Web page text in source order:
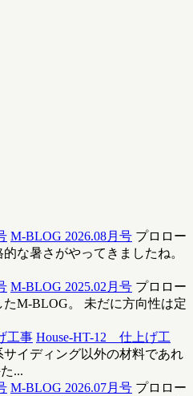
M-BLOG 2026.08月号 プロロー
な暑さがやってきましたね。
M-BLOG 2025.02月号 プロロー
M-BLOG。 未だに方向性は定
House-HT-12 仕上げ工
イディング以外の材料であれ
...
M-BLOG 2026.07月号 プロロー